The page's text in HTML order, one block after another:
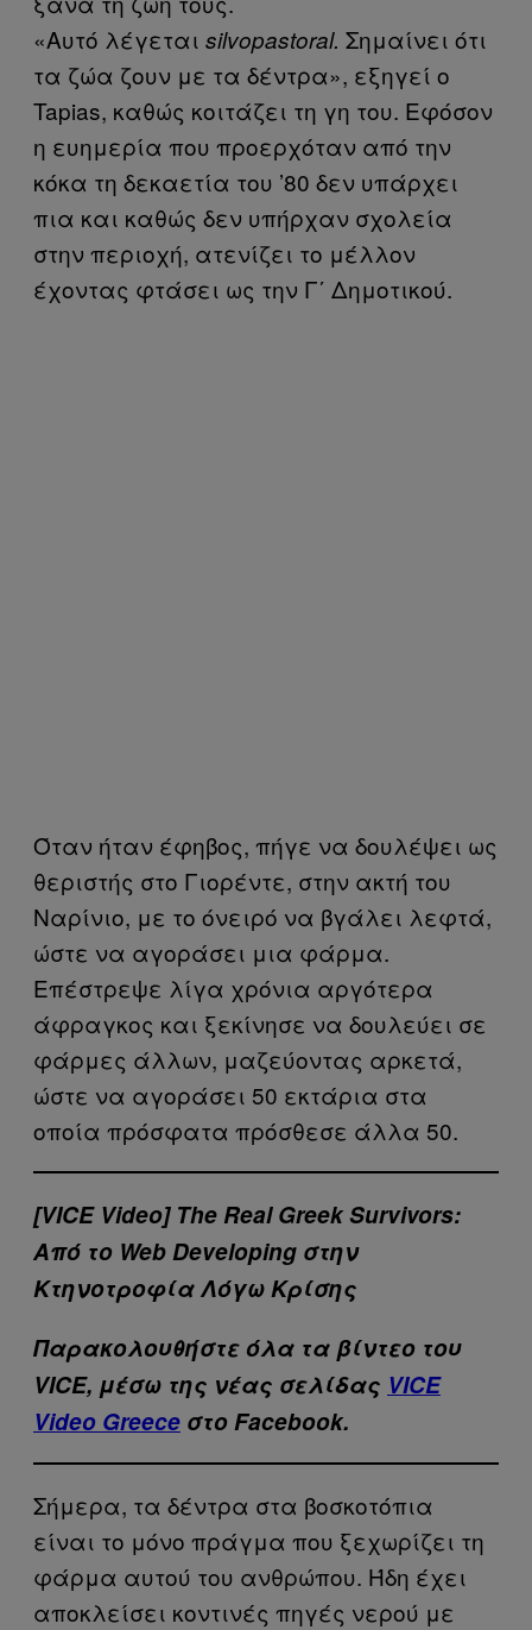
«Αυτό λέγεται silvopastoral. Σημαίνει ότι
τα ζώα ζουν με τα δέντρα», εξηγεί ο
Tapias, καθώς κοιτάζει τη γη του. Εφόσον
η ευημερία που προερχόταν από την
κόκα τη δεκαετία του ’80 δεν υπάρχει
πια και καθώς δεν υπήρχαν σχολεία
στην περιοχή, ατενίζει το μέλλον
έχοντας φτάσει ως την Γ΄ Δημοτικού.
Όταν ήταν έφηβος, πήγε να δουλέψει ως
θεριστής στο Γιορέντε, στην ακτή του
Ναρίνιο, με το όνειρό να βγάλει λεφτά,
ώστε να αγοράσει μια φάρμα.
Επέστρεψε λίγα χρόνια αργότερα
άφραγκος και ξεκίνησε να δουλεύει σε
φάρμες άλλων, μαζεύοντας αρκετά,
ώστε να αγοράσει 50 εκτάρια στα
οποία πρόσφατα πρόσθεσε άλλα 50.
[VICE Video] The Real Greek Survivors:
Από το Web Developing στην
Κτηνοτροφία Λόγω Κρίσης
Παρακολουθήστε όλα τα βίντεo του
VICE, μέσω της νέας σελίδας VICE
Video Greece στο Facebook.
Σήμερα, τα δέντρα στα βοσκοτόπια
είναι το μόνο πράγμα που ξεχωρίζει τη
φάρμα αυτού του ανθρώπου. Ήδη έχει
αποκλείσει κοντινές πηγές νερού με